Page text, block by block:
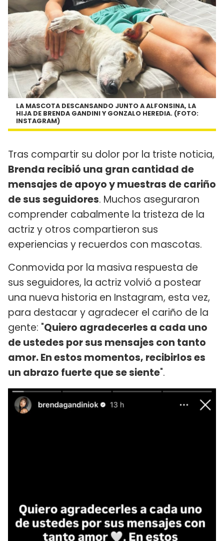
LA MASCOTA DESCANSANDO JUNTO A ALFONSINA, LA
HIJA DE BRENDA GANDINI Y GONZALO HEREDIA. (FOTO:
INSTAGRAM)
Tras compartir su dolor por la triste noticia,
Brenda recibió una gran cantidad de
mensajes de apoyo y muestras de cariño
de sus seguidores. Muchos aseguraron
comprender cabalmente la tristeza de la
actriz y otros compartieron sus
experiencias y recuerdos con mascotas.
Conmovida por la masiva respuesta de
sus seguidores, la actriz volvió a postear
una nueva historia en Instagram, esta vez,
para destacar y agradecer el cariño de la
gente: "Quiero agradecerles a cada uno
de ustedes por sus mensajes con tanto
amor. En estos momentos, recibirlos es
un abrazo fuerte que se siente".